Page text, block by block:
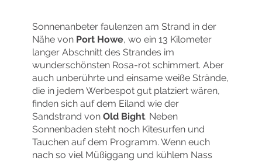
Sonnenanbeter faulenzen am Strand in der
Nähe von Port Howe, wo ein 13 Kilometer
langer Abschnitt des Strandes im
wunderschönsten Rosa-rot schimmert. Aber
auch unberührte und einsame weiße Strände,
die in jedem Werbespot gut platziert wären,
finden sich auf dem Eiland wie der
Sandstrand von Old Bight. Neben
Sonnenbaden steht noch Kitesurfen und
Tauchen auf dem Programm. Wenn euch
nach so viel Müßiggang und kühlem Nass